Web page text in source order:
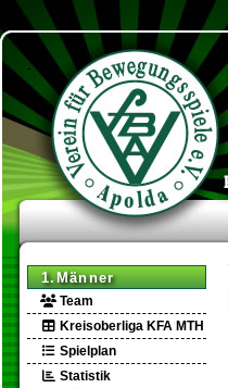
1.Männer
Team
Kreisoberliga KFA MTH
Spielplan
Statistik